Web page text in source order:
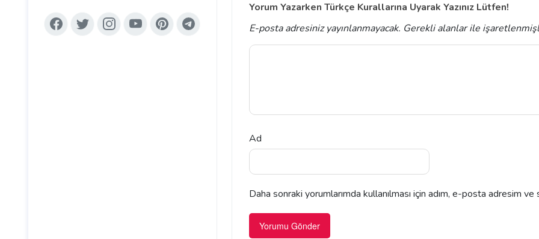
Yorum Yazarken Türkçe Kurallarına Uyarak Yazınız Lütfen!
E-posta adresiniz yayınlanmayacak. Gerekli alanlarile
Ad
Daha sonraki yorumlarımda kullanılması için adım, e-posta adresim